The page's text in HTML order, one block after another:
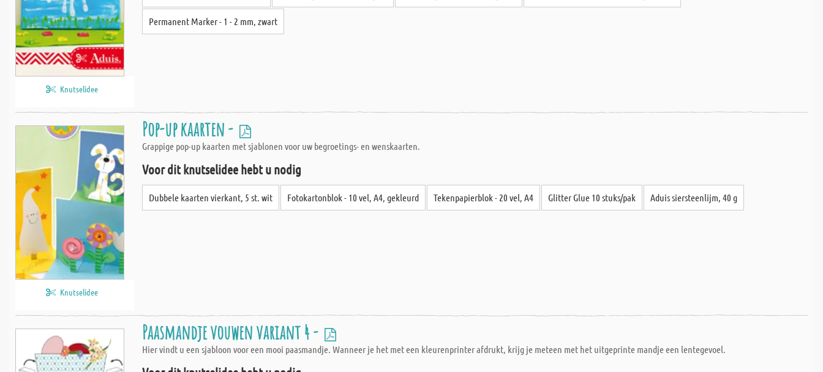
Knutselidee
Permanent Marker - 1 - 2 mm, zwart
Knutselidee
Pop-up kaarten -
Grappige pop-up kaarten met sjablonen voor uw begroetings- en wenskaarten.
Voor dit knutselidee hebt u nodig
Dubbele kaarten vierkant, 5 st. wit Fotokartonblok - 10 vel, A4, gekleurd Tekenpapierblok - 20 vel, A4 Glitter Glue 10 stuks/pak Aduis siersteenlijm, 40 g
Paasmandje vouwen variant 4 -
Hier vindt u een sjabloon voor een mooi paasmandje. Wanneer je het met een kleurenprinter afdrukt, krijg je meteen met het uitgeprinte mandje een lentegevoel.